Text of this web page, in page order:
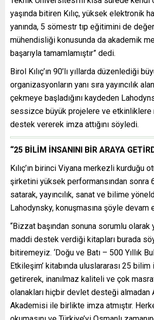
yaşında bitiren Kılıç, yüksek elektronik
yanında, 5 sömestr tıp eğitimini de
mühendisliği konusunda da akademik
başarıyla tamamlamıştır” dedi.
Birol Kılıç’ın 90’lı yıllarda düzenlediği
organizasyonların yanı sıra yayıncılık
çekmeye başladığını kaydeden
sessizce büyük projelere ve etkinliklere
destek vererek imza attığını söyledi.
“25 BİLİM İNSANINI BİR ARAYA
Kılıç’ın birinci Viyana merkezli kurduğu
şirketini yüksek performansından sonra
satarak, yayıncılık, sanat ve bilime
Lahodynsky, konuşmasına şöyle devam
“Bizzat başından sonuna sorumlu olarak
maddi destek verdiği kitapları burada
bitiremeyiz. ‘Doğu ve Batı – 500 Yıllık
Etkileşim’ kitabında uluslararası 25 bilim
getirerek, inanılmaz kaliteli ve çok
olanakları hiçbir devlet desteği almadan
Akademisi ile birlikte imza atmıştır.